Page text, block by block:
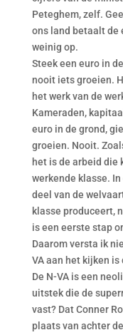
Peteghem, zelf.
ons land betaalt de
weinig op.
Steek een euro in
nooit iets groeien.
het werk van de
Kameraden,
euro in de grond,
groeien. Nooit.
het is de arbeid die
werkende klasse.
deel van de
klasse produceert,
is een eerste stap
Daarom versta ik
VA aan het kijken
De N-VA is een
uitstek die de
vast? Dat Conner
plaats van achter